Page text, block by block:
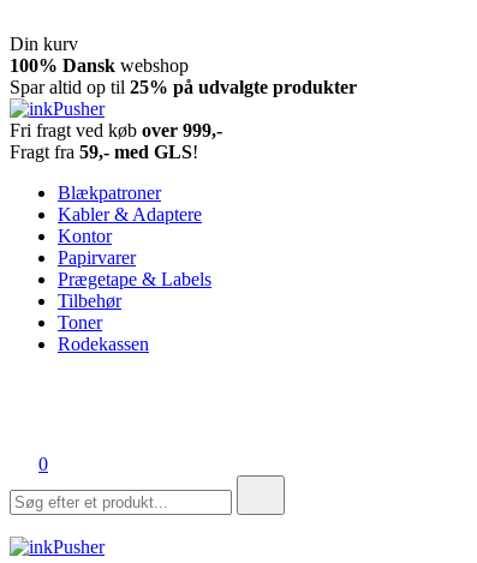
Din kurv
Spring
til
indhold
100% Dansk webshop
Spar altid op til 25% på udvalgte produkter
inkPusher
Leverandør af blækpatroner, kontor artikler og meget mere
Fri fragt ved køb over 999,-
Fragt fra 59,- med GLS!
Blækpatroner
Kabler & Adaptere
Kontor
Papirvarer
Prægetape & Labels
Tilbehør
Toner
Rodekassen
0
efter: